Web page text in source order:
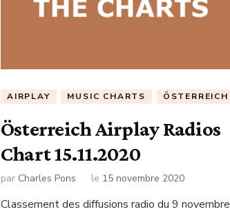
AIRPLAY MUSIC CHARTS ÖSTERREICH
Österreich Airplay Radios
Chart 15.11.2020
par Charles Pons le 15 novembre 2020
Classement des diffusions radio du 9 novembre